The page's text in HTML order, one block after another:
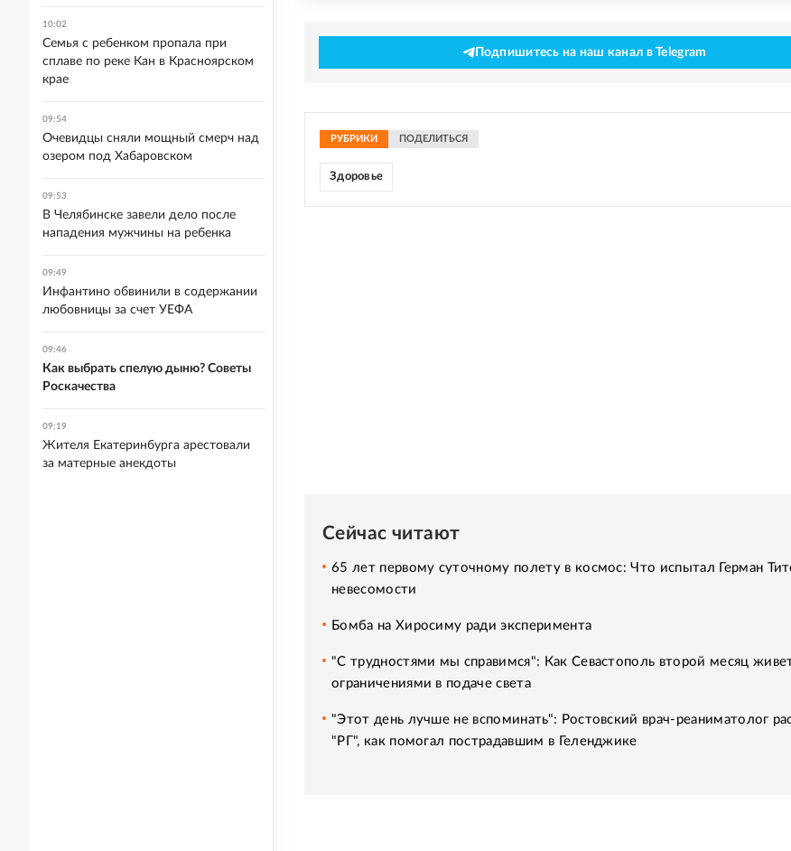
Подпишитесь на наш канал в Telegram
РУБРИКИ ПОДЕЛИТЬСЯ
Здоровье
Сейчас читают
65 лет первому суточному полету в космос: Что испытал Герман
невесомости
Бомба на Хиросиму ради эксперимента
"С трудностями мы справимся": Как Севастополь второй месяц
ограничениями в подаче света
"Этот день лучше не вспоминать": Ростовский врач-реаниматолог
"РГ", как помогал пострадавшим в Геленджике
10:02
Семья с ребенком пропала при
сплаве по реке Кан в Красноярском
крае
09:54
Очевидцы сняли мощный смерч над
озером под Хабаровском
09:53
В Челябинске завели дело после
нападения мужчины на ребенка
09:49
Инфантино обвинили в содержании
любовницы за счет УЕФА
09:46
Как выбрать спелую дыню? Советы
Роскачества
09:19
Жителя Екатеринбурга арестовали
за матерные анекдоты